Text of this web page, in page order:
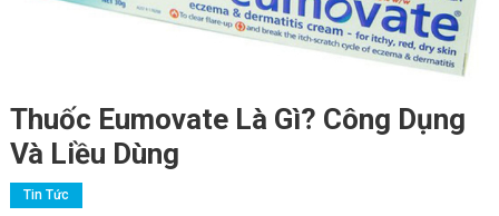
Thuốc Eumovate Là Gì? Công Dụng
Và Liều Dùng
Tin Tức